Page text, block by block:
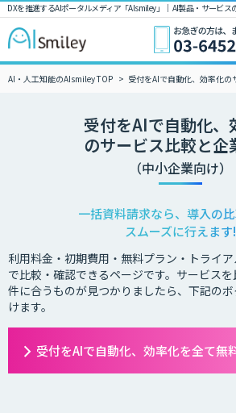
DXを推進するAIポータルメディア「AIsmiley」｜ AI製品・サービス
AI・人工知能のAIsmiley TOP 受付をAIで自動化、効率化
受付をAIで自動化、
のサービス比較と企
（中小企業向け）
一括資料請求なら、導入の
スムーズに行えます!
利用料金・初期費用・無料プラン・トライ
で比較・確認できるページです。サービス
件に合うものが見つかりましたら、下記の
けます。
受付をAIで自動化、効率化を全て無